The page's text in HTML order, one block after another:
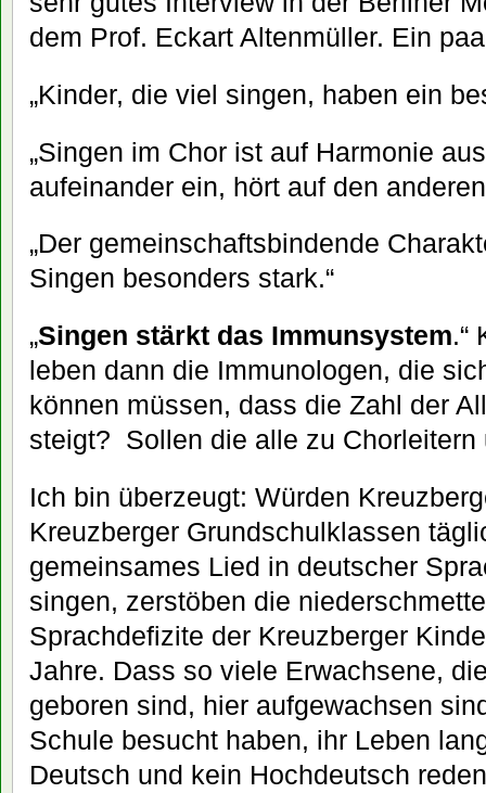
dem Prof. Eckart Altenmüller. Ein
„Kinder, die viel singen, haben ein
„Singen im Chor ist auf Harmonie
aufeinander ein, hört auf den
„Der gemeinschaftsbindende
Singen besonders stark.“
„Singen stärkt das Immunsystem.“
leben dann die Immunologen, die
können müssen, dass die Zahl der
steigt? Sollen die alle zu Chorleitern
Ich bin überzeugt: Würden
Kreuzberger Grundschulklassen
gemeinsames Lied in deutscher
singen, zerstöben die
Sprachdefizite der Kreuzberger
Jahre. Dass so viele Erwachsene,
geboren sind, hier aufgewachsen
Schule besucht haben, ihr Leben
Deutsch und kein Hochdeutsch